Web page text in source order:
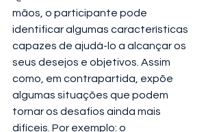
mãos, o participante pode
identificar algumas características
capazes de ajudá-lo a alcançar os
seus desejos e objetivos. Assim
como, em contrapartida, expõe
algumas situações que podem
tornar os desafios ainda mais
difíceis. Por exemplo: o